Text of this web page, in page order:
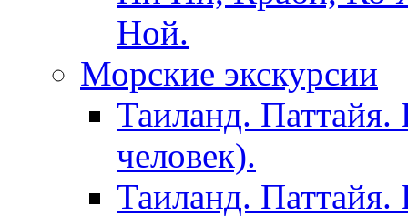
Ной.
Морские экскурсии
Таиланд. Паттайя.
человек).
Таиланд. Паттайя.